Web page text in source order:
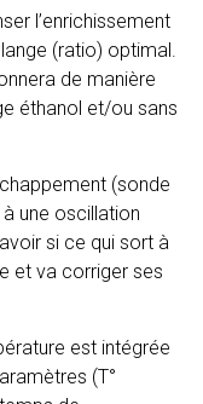
l’enrichissement
(ratio) optimal.
de manière
éthanol et/ou sans
(sonde
une oscillation
si ce qui sort à
et va corriger ses
est intégrée
(T°